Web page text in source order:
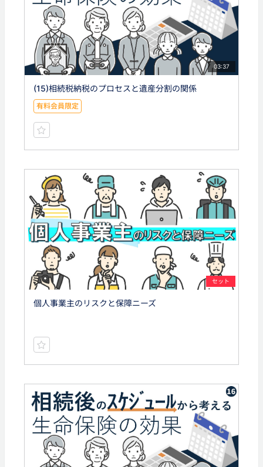
03:37
(15)相続税納税のプロセスと遺産分割の関係
有料会員限定
セット
個人事業主のリスクと保障ニーズ